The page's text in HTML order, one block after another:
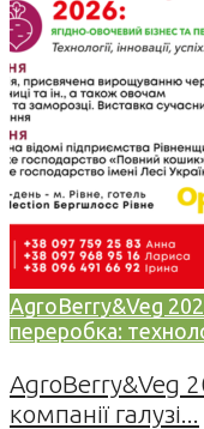
AgroBerry&Veg
переробка:
AgroBerry&Veg
компанії галузі...